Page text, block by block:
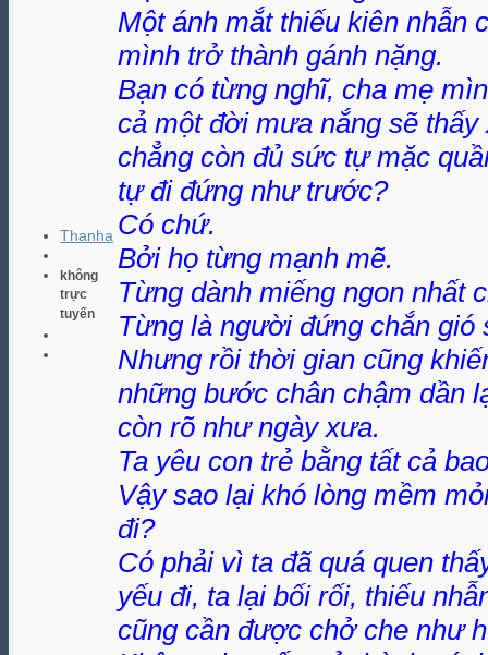
Thanha
không
trực
tuyến
Một ánh mắt thiếu kiên nhẫn
mình trở thành gánh nặng.
Bạn có từng nghĩ, cha mẹ
cả một đời mưa nắng sẽ
chẳng còn đủ sức tự mặc
tự đi đứng như trước?
Có chứ.
Bởi họ từng mạnh mẽ.
Từng dành miếng ngon nhất
Từng là người đứng chắn gió
Nhưng rồi thời gian cũng
những bước chân chậm dần
còn rõ như ngày xưa.
Ta yêu con trẻ bằng tất cả
Vậy sao lại khó lòng mềm
đi?
Có phải vì ta đã quá quen
yếu đi, ta lại bối rối, thiếu
cũng cần được chở che như